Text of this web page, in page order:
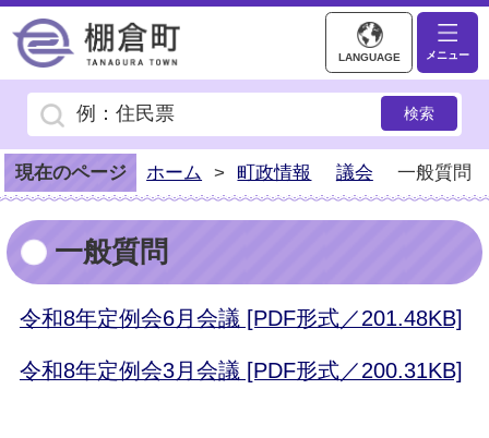
棚倉町ホームページ
LANGUAGE メニュー
現在のページ ホーム > 町政情報 議会 一般質問
一般質問
令和8年定例会6月会議 [PDF形式／201.48KB]
令和8年定例会3月会議 [PDF形式／200.31KB]